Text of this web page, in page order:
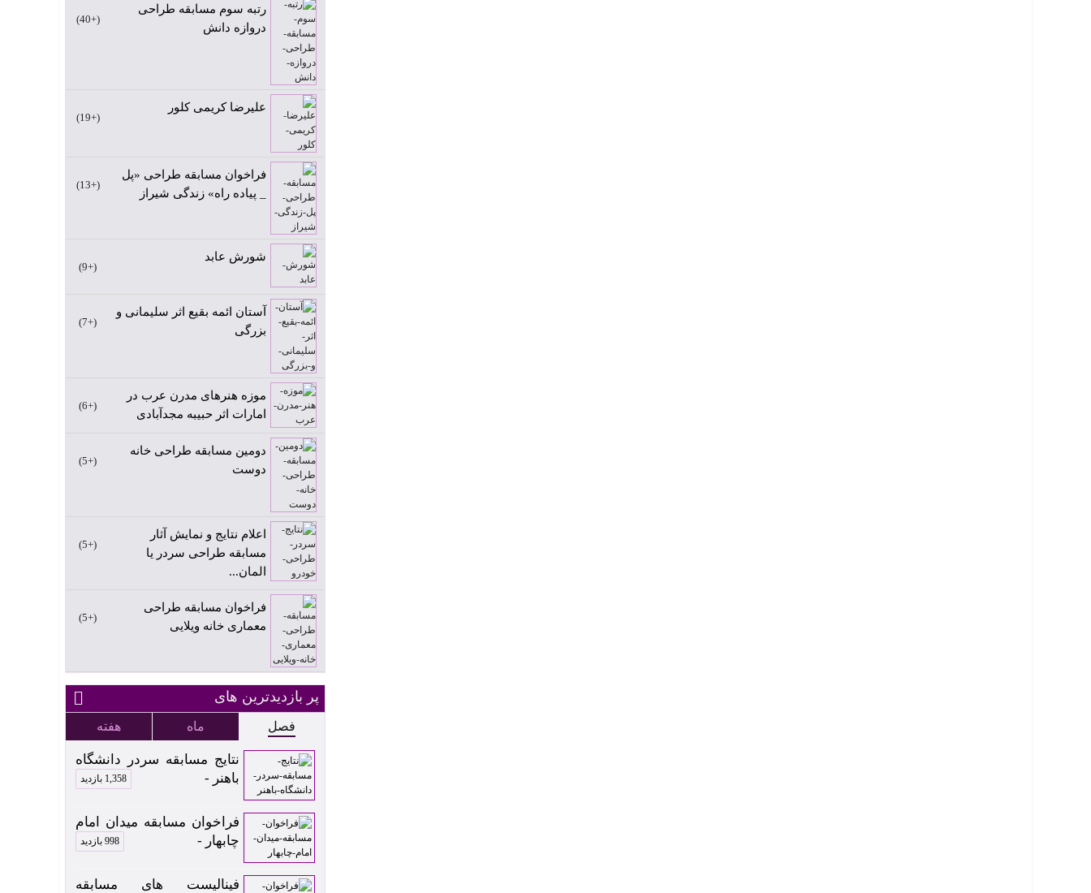
رتبه سوم مسابقه طراحی
دروازه دانش
+40
علیرضا کریمی کلور
+19
فراخوان مسابقه طراحی «پل
_ پیاده راه» زندگی شیراز
+13
شورش عابد
+9
آستان ائمه بقیع اثر سلیمانی و
بزرگی
+7
موزه هنرهای مدرن عرب در
امارات اثر حبیبه مجدآبادی
+6
دومین مسابقه طراحی خانه
دوست
+5
اعلام نتایج و نمایش آثار
مسابقه طراحی سردر یا
المان...
+5
فراخوان مسابقه طراحی
معماری خانه ویلایی
+5
پر بازدیدترین های
فصل ماه هفته
نتایج مسابقه سردر دانشگاه
باهنر -
1,358 بازدید
فراخوان مسابقه میدان امام
چابهار -
998 بازدید
فینالیست های مسابقه